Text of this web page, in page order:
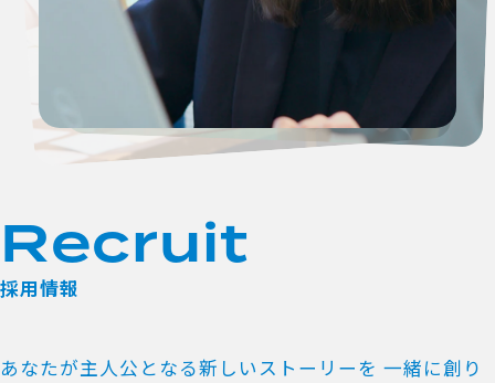
Recruit
採用情報
あなたが主人公となる新しいストーリーを 一緒に創り